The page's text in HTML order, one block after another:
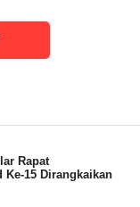
dan langsung
karena
Rapat
Ke-15 Dirangkaikan